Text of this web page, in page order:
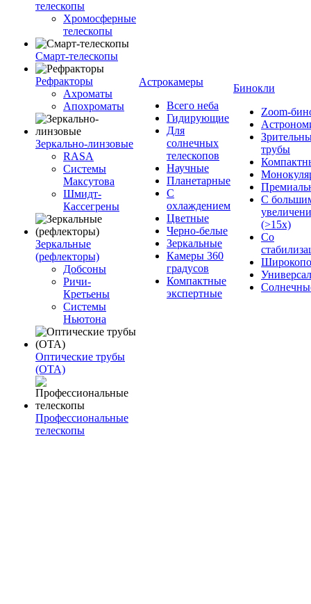
телескопы
Хромосферные
телескопы
Смарт-телескопы
Рефракторы
Ахроматы
Апохроматы
Зеркально-линзовые
RASA
Системы
Максутова
Шмидт-
Кассегрены
Зеркальные
(рефлекторы)
Добсоны
Ричи-
Кретьены
Системы
Ньютона
Оптические трубы
(OTA)
Профессиональные
телескопы
Астрокамеры
Всего неба
Гидирующие
Для
солнечных
телескопов
Научные
Планетарные
С
охлаждением
Цветные
Черно-белые
Зеркальные
Камеры 360
градусов
Компактные
экспертные
Бинокли
Zoom-
трубы
С
(>15x)
Со